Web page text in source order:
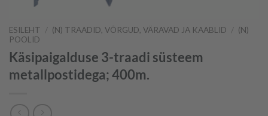
ESILEHT / (N) TRAADID, VÕRGUD, VÄRAVAD JA KAABLID / (N)
POOLID
Käsipaigalduse 3-traadi süsteem
metallpostidega; 400m.